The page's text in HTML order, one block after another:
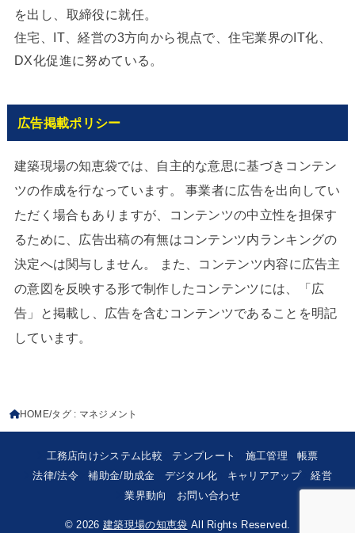
を出し、取締役に就任。
住宅、IT、経営の3方向から視点で、住宅業界のIT化、
DX化促進に努めている。
広告掲載ポリシー
建築現場の知恵袋では、自主的な意思に基づきコンテン
ツの作成を行なっています。 事業者に広告を出向してい
ただく場合もありますが、コンテンツの中立性を担保す
るために、広告出稿の有無はコンテンツ内ランキングの
決定へは関与しません。 また、コンテンツ内容に広告主
の意図を反映する形で制作したコンテンツには、「広
告」と掲載し、広告を含むコンテンツであることを明記
しています。
HOME タグ : マネジメント
工務店向けシステム比較 テンプレート 施工管理
帳票
法律/法令
補助金/助成金 デジタル化 キャリアアップ
経営
業界動向
お問い合わせ
© 2026 建築現場の知恵袋 All Rights Reserved.